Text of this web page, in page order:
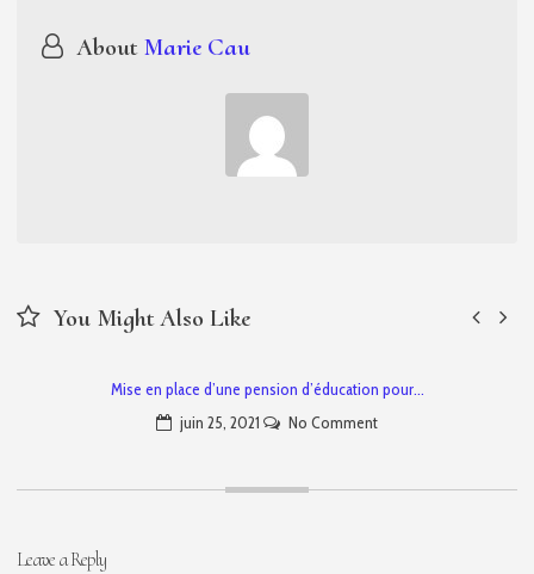
About Marie Cau
You Might Also Like
Mise en place d’une pension d’éducation pour…
juin 25, 2021
No Comment
Leave a Reply